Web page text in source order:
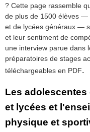
? Cette page rassemble
de plus de 1500 élèves —
et de lycées généraux —
et leur sentiment de
une interview parue dans
préparatoires de stages
téléchargeables en PDF.
Les
et lycées et
physique et